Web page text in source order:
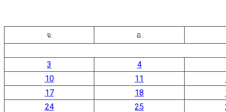
จ. อ.
3
4
10
11
17
18
24
25